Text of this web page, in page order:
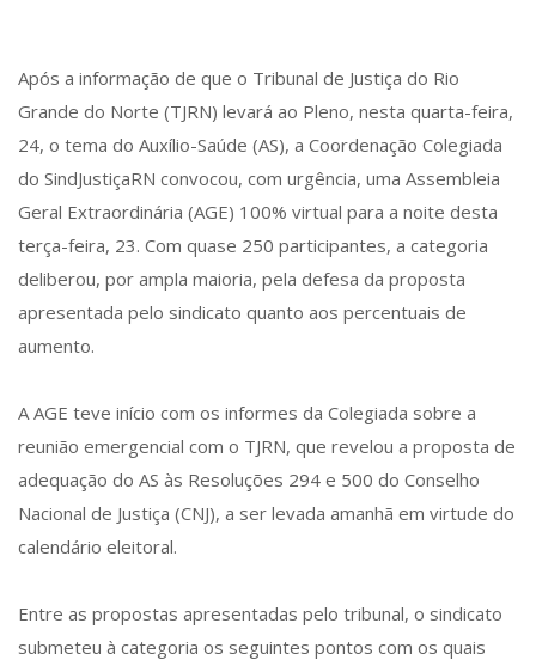
Após a informação de que o Tribunal de Justiça do Rio
Grande do Norte (TJRN) levará ao Pleno, nesta quarta-feira,
24, o tema do Auxílio-Saúde (AS), a Coordenação Colegiada
do SindJustiçaRN convocou, com urgência, uma Assembleia
Geral Extraordinária (AGE) 100% virtual para a noite desta
terça-feira, 23. Com quase 250 participantes, a categoria
deliberou, por ampla maioria, pela defesa da proposta
apresentada pelo sindicato quanto aos percentuais de
aumento.
A AGE teve início com os informes da Colegiada sobre a
reunião emergencial com o TJRN, que revelou a proposta de
adequação do AS às Resoluções 294 e 500 do Conselho
Nacional de Justiça (CNJ), a ser levada amanhã em virtude do
calendário eleitoral.
Entre as propostas apresentadas pelo tribunal, o sindicato
submeteu à categoria os seguintes pontos com os quais